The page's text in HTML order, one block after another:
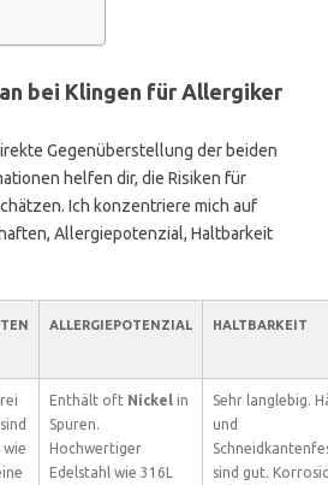
bei Klingen für Allergiker
Gegenüberstellung der beiden
helfen dir, die Risiken für
Ich konzentriere mich auf
Allergiepotenzial, Haltbarkeit
ALLERGIEPOTENZIAL HALTBARKEIT
wie
Enthält oft Nickel in
Spuren.
Hochwertiger
Edelstahl wie 316L
Sehr langlebig.
und
sind gut.